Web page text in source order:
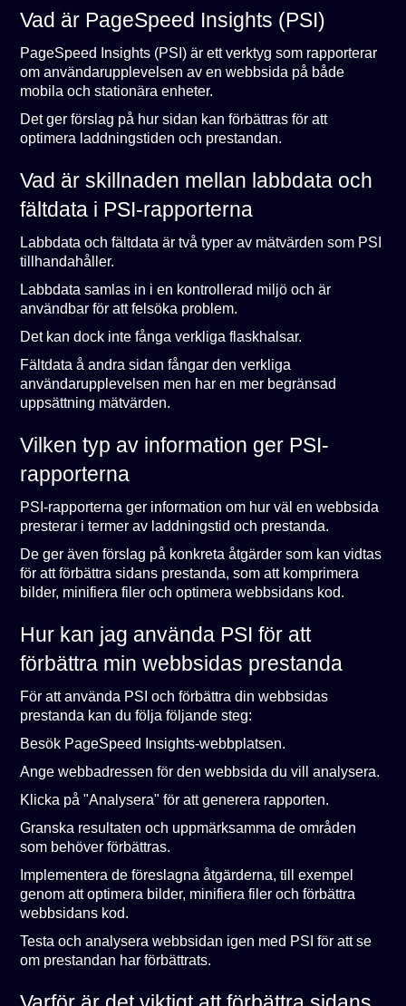
Vad är PageSpeed Insights (PSI)
PageSpeed Insights (PSI) är ett verktyg som rapporterar
om användarupplevelsen av en webbsida på både
mobila och stationära enheter.
Det ger förslag på hur sidan kan förbättras för att
optimera laddningstiden och prestandan.
Vad är skillnaden mellan labbdata och
fältdata i PSI-rapporterna
Labbdata och fältdata är två typer av mätvärden som PSI
tillhandahåller.
Labbdata samlas in i en kontrollerad miljö och är
användbar för att felsöka problem.
Det kan dock inte fånga verkliga flaskhalsar.
Fältdata å andra sidan fångar den verkliga
användarupplevelsen men har en mer begränsad
uppsättning mätvärden.
Vilken typ av information ger PSI-
rapporterna
PSI-rapporterna ger information om hur väl en webbsida
presterar i termer av laddningstid och prestanda.
De ger även förslag på konkreta åtgärder som kan vidtas
för att förbättra sidans prestanda, som att komprimera
bilder, minifiera filer och optimera webbsidans kod.
Hur kan jag använda PSI för att
förbättra min webbsidas prestanda
För att använda PSI och förbättra din webbsidas
prestanda kan du följa följande steg:
Besök PageSpeed Insights-webbplatsen.
Ange webbadressen för den webbsida du vill analysera.
Klicka på "Analysera" för att generera rapporten.
Granska resultaten och uppmärksamma de områden
som behöver förbättras.
Implementera de föreslagna åtgärderna, till exempel
genom att optimera bilder, minifiera filer och förbättra
webbsidans kod.
Testa och analysera webbsidan igen med PSI för att se
om prestandan har förbättrats.